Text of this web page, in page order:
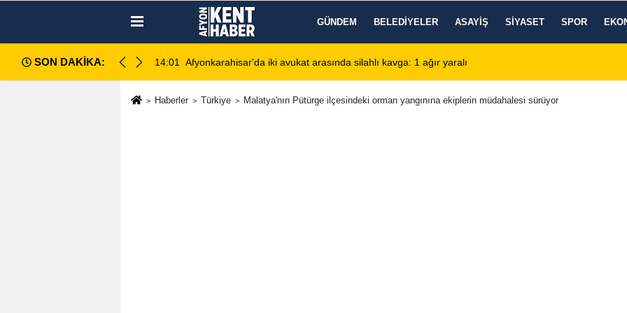
GÜNDEM BELEDIYELER ASAYIŞ SIYASET SPOR
SON DAKİKA:
akşam Zafer Meydanı'nda buluşacak
14:01 Afyonkarahisar'da iki avukat arasında silahlı kavga: 1 ağır yaralı Emirdağ Devlet
Haberler Türkiye Malatya'nın Pütürge ilçesindeki orman yangınına ekiplerin müdahalesi sürüyor